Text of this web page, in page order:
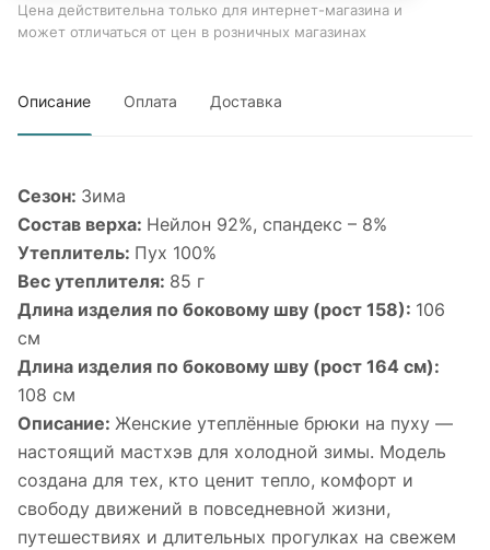
Цена действительна только для интернет-магазина и
может отличаться от цен в розничных магазинах
Описание Оплата Доставка
Сезон: Зима
Состав верха: Нейлон 92%, спандекс – 8%
Утеплитель: Пух 100%
Вес утеплителя: 85 г
Длина изделия по боковому шву (рост 158): 106
см
Длина изделия по боковому шву (рост 164 см):
108 см
Описание: Женские утеплённые брюки на пуху —
настоящий мастхэв для холодной зимы. Модель
создана для тех, кто ценит тепло, комфорт и
свободу движений в повседневной жизни,
путешествиях и длительных прогулках на свежем